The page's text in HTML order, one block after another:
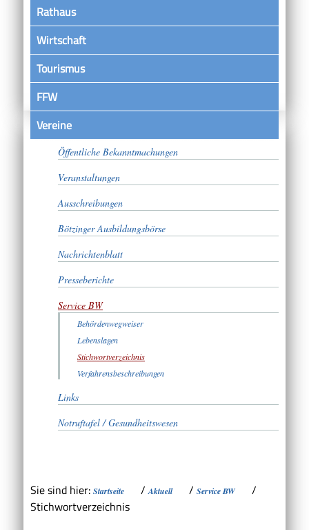
Rathaus
Wirtschaft
Tourismus
FFW
VereineSatzungen
Öffentliche Bekanntmachungen
Veranstaltungen
Ausschreibungen
Bötzinger Ausbildungsbörse
Nachrichtenblatt
Presseberichte
Service BW
Behördenwegweiser
Lebenslagen
Stichwortverzeichnis
Verfahrensbeschreibungen
Links
Notruftafel / Gesundheitswesen
Sie sind hier: Startseite /Aktuell / Service BW
/
Stichwortverzeichnis